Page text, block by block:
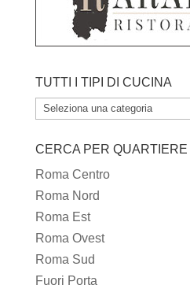
TUTTI I TIPI DI CUCINA
TUTTI
TIPI
DI
CUCINA
CERCA PER QUARTIERE
Roma Centro
Roma Nord
Roma Est
Roma Ovest
Roma Sud
Fuori Porta